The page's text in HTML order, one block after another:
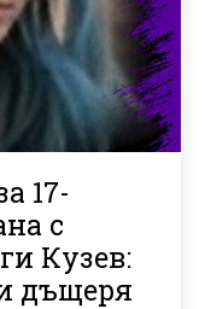
17-
с
Кузев:
дъщеря